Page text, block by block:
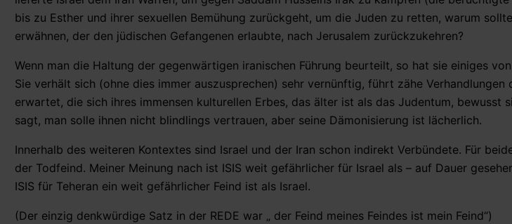
bis zu Esther und ihrer sexuellen Bemühung zurückgeht, um die Juden zu retten, warum
erwähnen, der den jüdischen Gefangenen erlaubte, nach Jerusalem zurückzukehren?
Wenn man die Haltung der gegenwärtigen iranischen Führung beurteilt, so hat sie einiges
Sie verhält sich (ohne dies immer auszusprechen) sehr vernünftig, führt zähe Verhandlungen
erwartet, die sich ihres immensen kulturellen Erbes, das älter ist als das Judentum, bewusst
sagt, man solle ihnen nicht blindlings vertrauen, aber seine Dämonisierung ist lächerlich.
Innerhalb des weiteren Kontextes sind Israel und der Iran schon indirekt Verbündete. Für
der Todfeind. Meiner Meinung nach ist ISIS weit gefährlicher für Israel als – auf Dauer
ISIS für Teheran ein weit gefährlicher Feind ist als Israel.
(Der einzig denkwürdige Satz in der REDE war „ der Feind meines Feindes ist mein Feind“)